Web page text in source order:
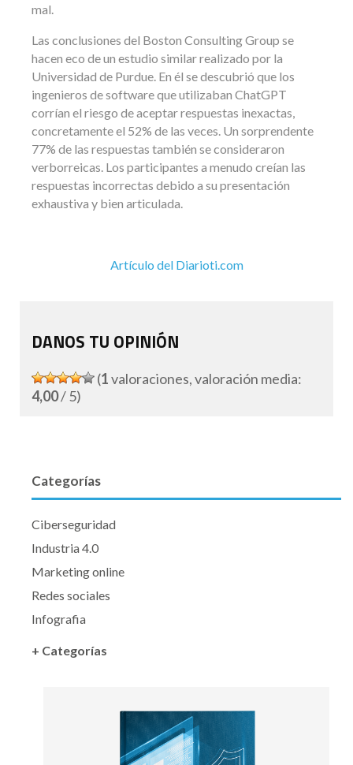
mal.
Las conclusiones del Boston Consulting Group se
hacen eco de un estudio similar realizado por la
Universidad de Purdue. En él se descubrió que los
ingenieros de software que utilizaban ChatGPT
corrían el riesgo de aceptar respuestas inexactas,
concretamente el 52% de las veces. Un sorprendente
77% de las respuestas también se consideraron
verborreicas. Los participantes a menudo creían las
respuestas incorrectas debido a su presentación
exhaustiva y bien articulada.
Artículo del Diarioti.com
DANOS TU OPINIÓN
(1valoraciones, valoración media:
4,00/ 5)
Categorías
Ciberseguridad
Industria 4.0
Marketing online
Redes sociales
Infografia
+ Categorías